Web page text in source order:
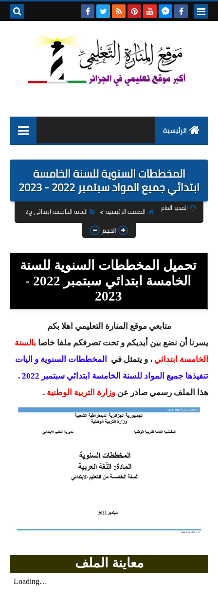
الرئيسية
التربية التحضيرية
السنة الاولى ابتدائي
السنة الثانية ابتدائي
السنة الرابعة ابتدائي
السنة الخامسة ابتدائي
شهادة التعليم الابتدائي
تزيين القسم
التعليم المتوسط
السنة الاولى متوسط
السنة الثانية متوسط
السنة الثالثة متوسط
شهادة التعليم المتوسط
محفظة الأستاذ
بنك مذكرات الاستاذ
بنك التوزيعات الشهرية
دفاتر استاذ التعليم الابتدائي
المخططات السنوية للسنة الخامسة
ابتدائي جميع المواد سبتمبر 2022 - 2023
المدير العام الصفحة الرئيسية
السنة الخامسة ابتدائي ج2
الحجم
تحميل المخططات السنوية للسنة
الخامسة ابتدائي سبتمبر 2022 -
2023
متابعي موقع المنارة التعليمي اهلا بكم
يسرنا أن نضع بين أيديكم و تحت تصرفكم ملفا خاصا بالسنة
الخامسة ابتدائي ، و يتمثل في
المخططات السنوية و اليات
تنفيذها جميع المواد للسنة الخامسة ابتدائي سبتمبر 2022
.
هذا الملف رسمي صادر عن وزارة التربية الوطنية .
معاينة الملف